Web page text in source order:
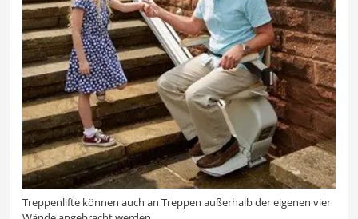
Treppenlifte können auch an Treppen außerhalb der eigenen vier